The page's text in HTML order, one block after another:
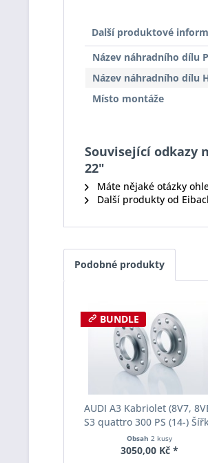
Další produktové
Název náhradního dílu
Název náhradního dílu
Místo montáže
Související odkazy
22"
Máte nějaké otázky
Další produkty od
Podobné produkty
BUNDLE
AUDI A3 Kabriolet (8V7,
S3 quattro 300 PS (14-)
rozchodu Eibach Pro-Spacer
S90-2-08-003 System2
Obsah 2 kusy
3050,00 Kč *